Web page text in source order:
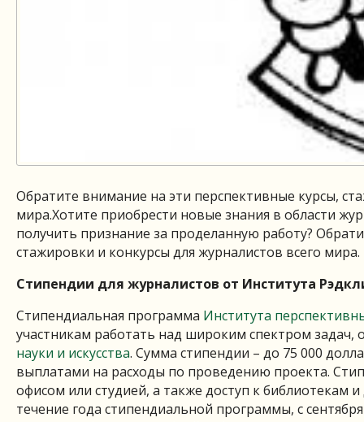
Обратите внимание на эти перспективные курсы,
мира.Хотите приобрести новые знания в области
получить признание за проделанную работу?
стажировки и конкурсы для журналистов всего мира.
Cтипендии для журналистов от Института
Стипендиальная программа Института
участникам работать над широким спектром задач,
науки и искусства. Сумма стипендии – до 75 000
выплатами на расходы по проведению проекта.
офисом или студией, а также доступ к библиотекам
течение года стипендиальной программы, с